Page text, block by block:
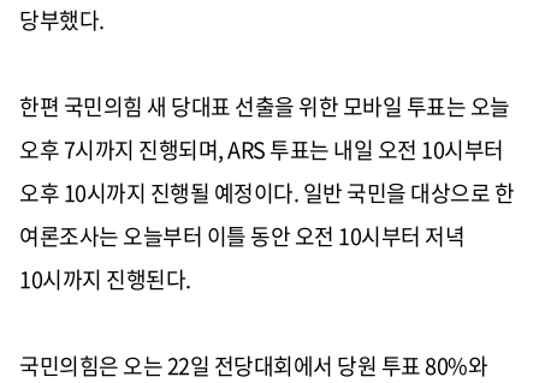
당부했다.
한편 국민의힘 새 당대표 선출을 위한 모바일 투표는 오늘
오후 7시까지 진행되며, ARS 투표는 내일 오전 10시부터
오후 10시까지 진행될 예정이다. 일반 국민을 대상으로 한
여론조사는 오늘부터 이틀 동안 오전 10시부터 저녁
10시까지 진행된다.
국민의힘은 오는 22일 전당대회에서 당원 투표 80%와